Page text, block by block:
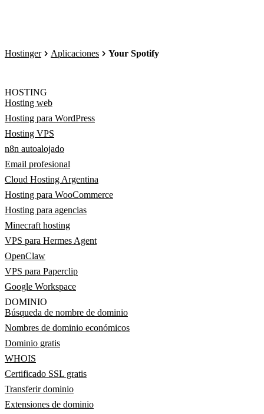
Hostinger Aplicaciones Your Spotify
HOSTING
Hosting web
Hosting para WordPress
Hosting VPS
n8n autoalojado
Email profesional
Cloud Hosting Argentina
Hosting para WooCommerce
Hosting para agencias
Minecraft hosting
VPS para Hermes Agent
OpenClaw
VPS para Paperclip
Google Workspace
DOMINIO
Búsqueda de nombre de dominio
Nombres de dominio económicos
Dominio gratis
WHOIS
Certificado SSL gratis
Transferir dominio
Extensiones de dominio